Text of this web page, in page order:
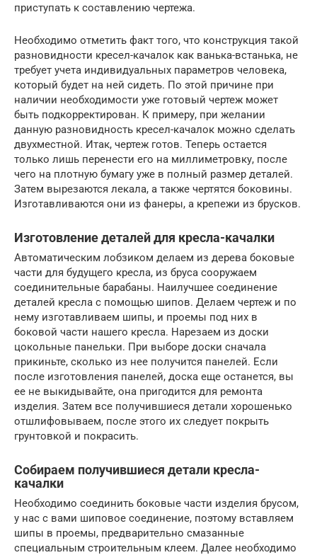
приступать к составлению чертежа.
Необходимо отметить факт того, что конструкция такой
разновидности кресел-качалок как ванька-встанька, не
требует учета индивидуальных параметров человека,
который будет на ней сидеть. По этой причине при
наличии необходимости уже готовый чертеж может
быть подкорректирован. К примеру, при желании
данную разновидность кресел-качалок можно сделать
двухместной. Итак, чертеж готов. Теперь остается
только лишь перенести его на миллиметровку, после
чего на плотную бумагу уже в полный размер деталей.
Затем вырезаются лекала, а также чертятся боковины.
Изготавливаются они из фанеры, а крепежи из брусков.
Изготовление деталей для кресла-качалки
Автоматическим лобзиком делаем из дерева боковые
части для будущего кресла, из бруса сооружаем
соединительные барабаны. Наилучшее соединение
деталей кресла с помощью шипов. Делаем чертеж и по
нему изготавливаем шипы, и проемы под них в
боковой части нашего кресла. Нарезаем из доски
цокольные панельки. При выборе доски сначала
прикиньте, сколько из нее получится панелей. Если
после изготовления панелей, доска еще останется, вы
ее не выкидывайте, она пригодится для ремонта
изделия. Затем все получившиеся детали хорошенько
отшлифовываем, после этого их следует покрыть
грунтовкой и покрасить.
Собираем получившиеся детали кресла-
качалки
Необходимо соединить боковые части изделия брусом,
у нас с вами шиповое соединение, поэтому вставляем
шипы в проемы, предварительно смазанные
специальным строительным клеем. Далее необходимо